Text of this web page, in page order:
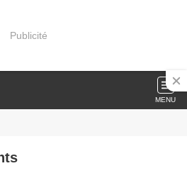
Publicité
MENU